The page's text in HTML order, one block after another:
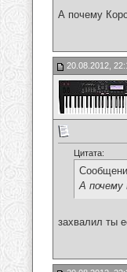
А почему
20.08.2012,
Цитата:
А почему
захвалил ты